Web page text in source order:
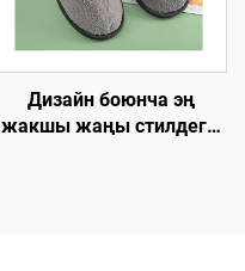
Дизайн боюнча эң
жакшы жаңы стилдеги,